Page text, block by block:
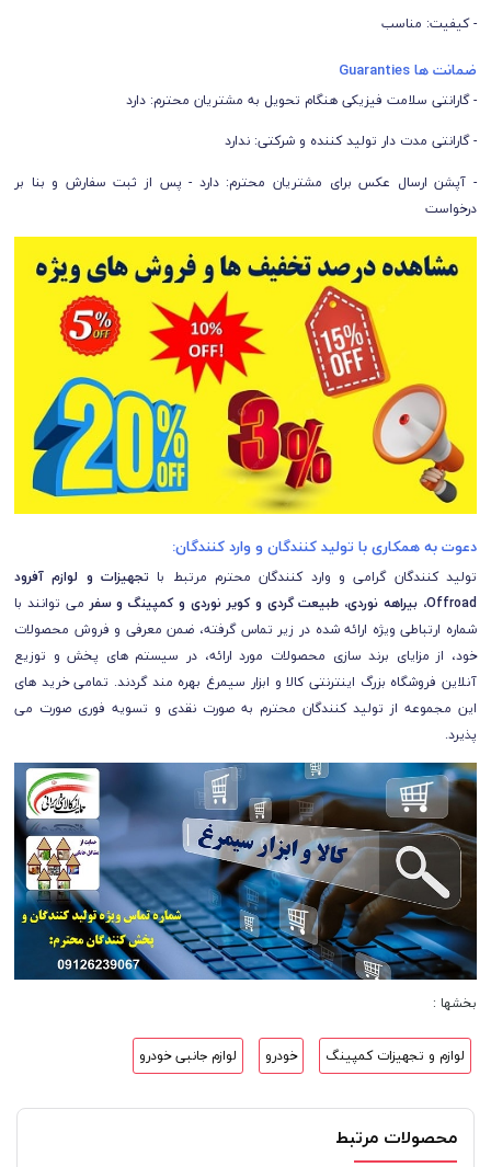
- کیفیت: مناسب
ضمانت ها Guaranties
- گارانتی سلامت فیزیکی هنگام تحویل به مشتریان محترم: دارد
- گارانتی مدت دار تولید کننده و شرکتی: ندارد
- آپشن ارسال عکس برای مشتریان محترم: دارد - پس از ثبت سفارش و بنا بر
درخواست
دعوت به همکاری با تولید کنندگان و وارد کنندگان:
تولید کنندگان گرامی و وارد کنندگان محترم مرتبط با تجهیزات و لوازم آفرود
Offroad، بیراهه نوردی، طبیعت گردی و کویر نوردی و کمپینگ و سفر
می توانند با
شماره ارتباطی ویژه ارائه شده در زیر تماس گرفته، ضمن معرفی و فروش محصولات
خود، از مزایای برند سازی محصولات مورد ارائه، در سیستم های پخش و توزیع
آنلاین فروشگاه بزرگ اینترنتی کالا و ابزار سیمرغ بهره مند گردند. تمامی خرید های
این مجموعه از تولید کنندگان محترم به صورت نقدی و تسویه فوری صورت می
پذیرد.
بخشها :
لوازم و تجهیزات کمپینگ خودرو لوازم جانبی خودرو
محصولات مرتبط